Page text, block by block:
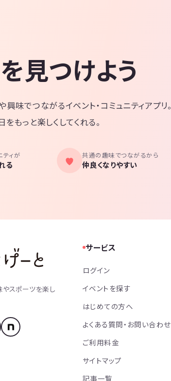
を見つけよう
味でつながるイベント・コミュニティアプリ。
もっと楽しくしてくれる。
ティが
る
共通の趣味でつながるから
仲良くなりやすい
スポーツを楽し
サービス
ログイン
イベントを探す
はじめての方へ
よくある質問・お問い合わせ
ご利用料金
サイトマップ
記事一覧